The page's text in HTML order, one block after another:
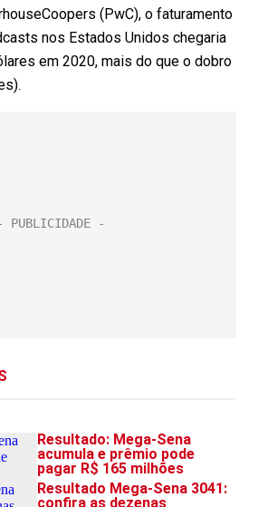
(PwC), o faturamento
nos Estados Unidos chegaria
em 2020, mais do que o dobro